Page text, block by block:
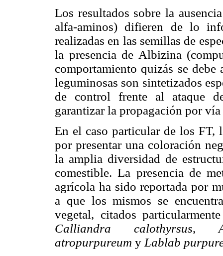
Los resultados sobre la
alfa-aminos) difieren de lo
realizadas en las semillas de
la presencia de Albizina
comportamiento quizás se
leguminosas son sintetizados
de control frente al ataque
garantizar la propagación por vía
En el caso particular de los FT,
por presentar una coloración
la amplia diversidad de
comestible. La presencia de
agrícola ha sido reportada por
a que los mismos se
vegetal, citados
Calliandra
calothyrsus,
atropurpureum y Lablab